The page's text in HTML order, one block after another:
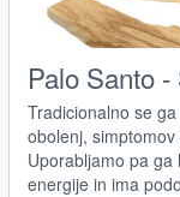
Palo Santo
Tradicionalno se
obolenj,
Uporabljamo pa
energije in ima